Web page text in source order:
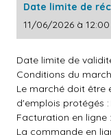
Date limite de
11/06/2026 à 12:00
Date limite de
Conditions du
Le marché doit être
d'emplois protégés :
Facturation en ligne
La commande en